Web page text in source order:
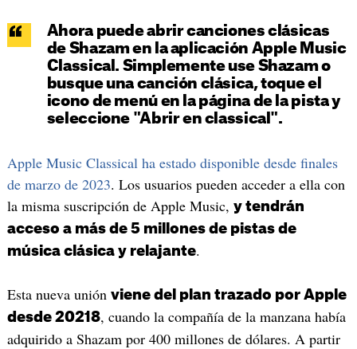
Ahora puede abrir canciones clásicas
de Shazam en la aplicación Apple Music
Classical. Simplemente use Shazam o
busque una canción clásica, toque el
icono de menú en la página de la pista y
seleccione "Abrir en classical".
Apple Music Classical ha estado disponible desde finales
de marzo de 2023. Los usuarios pueden acceder a ella con
la misma suscripción de Apple Music, y tendrán
acceso a más de 5 millones de pistas de
música clásica y relajante.
Esta nueva unión viene del plan trazado por Apple
desde 20218, cuando la compañía de la manzana había
adquirido a Shazam por 400 millones de dólares. A partir